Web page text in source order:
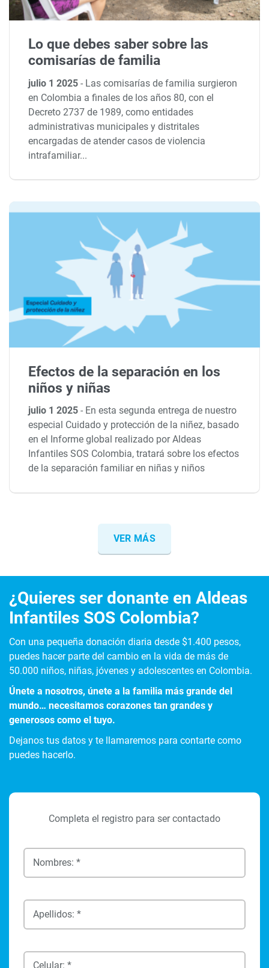
Lo que debes saber sobre las
comisarías de familia
julio 1 2025- Las comisarías de familia surgieron
en Colombia a finales de los años 80, con el
Decreto 2737 de 1989, como entidades
administrativas municipales y distritales
encargadas de atender casos de violencia
intrafamiliar...
Efectos de la separación en los
niños y niñas
julio 1 2025- En esta segunda entrega de nuestro
especial Cuidado y protección de la niñez, basado
en el Informe global realizado por Aldeas
Infantiles SOS Colombia, tratará sobre los efectos
de la separación familiar en niñas y niños
VER MÁS
¿Quieres ser donante en Aldeas
Infantiles SOS Colombia?
Con una pequeña donación diaria desde $1.400 pesos,
puedes hacer parte del cambio en la vida de más de
50.000 niños, niñas, jóvenes y adolescentes en Colombia.
Únete a nosotros, únete a la familia más grande del
mundo… necesitamos corazones tan grandes y
generosos como el tuyo.
Dejanos tus datos y te llamaremos para contarte como
puedes hacerlo.
Completa el registro para ser contactado
Nombres: *
Apellidos: *
Celular: *